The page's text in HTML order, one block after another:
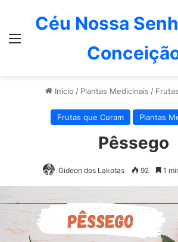
Céu Nossa
Início / Plantas Medicinais /
Frutas que Curam Plantas
Pêssego
Gideon dos Lakotas 92 1